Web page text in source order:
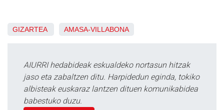
GIZARTEA AMASA-VILLABONA
AIURRI hedabideak eskualdeko nortasun hitzak
jaso eta zabaltzen ditu. Harpidedun eginda, tokiko
albisteak euskaraz lantzen dituen komunikabidea
babestuko duzu.